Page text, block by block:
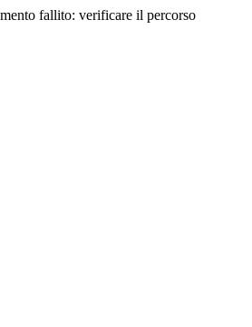
fallito: verificare il percorso